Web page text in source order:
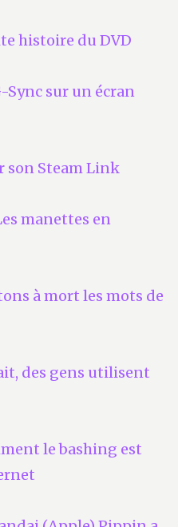
histoire du DVD
Sync sur un écran
son Steam Link
manettes en
à mort les mots de
des gens utilisent
le bashing est